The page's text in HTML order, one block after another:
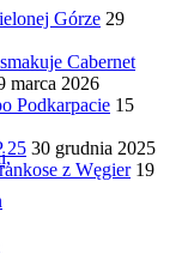
Górze 29
Cabernet
marca 2026
Podkarpacie 15
25 30 grudnia 2025
z Węgier 19